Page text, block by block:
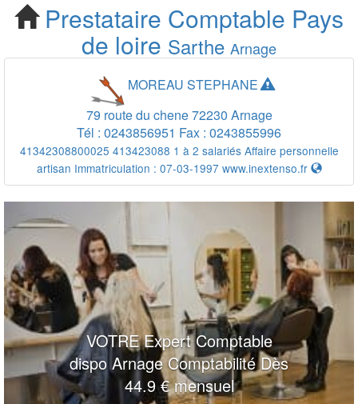
Cherchez votre
Prestataire Comptable
Arnage
Prestataire Comptable Pays
de loire Sarthe Arnage
MOREAU STEPHANE
79 route du chene72230 Arnage
Tél : 0243856951 Fax : 0243855996
41342308800025 413423088 1 à 2 salariés Affaire personnelle
artisan Immatriculation : 07-03-1997 www.inextenso.fr
VOTRE Expert Comptable
dispo Arnage Comptabilité Dès
44.9 € mensuel